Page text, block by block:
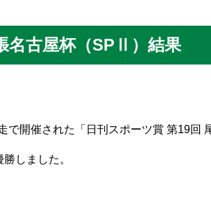
名古屋杯（SPⅡ）結果
で開催された「日刊スポーツ賞 第19回
しました。